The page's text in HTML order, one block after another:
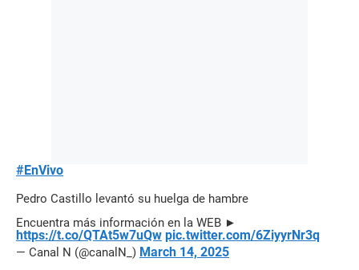
#EnVivo
Pedro Castillo levantó su huelga de hambre
Encuentra más información en la WEB ►
https://t.co/QTAt5w7uQw pic.twitter.com/6ZiyyrNr3q
— Canal N (@canalN_) March 14, 2025